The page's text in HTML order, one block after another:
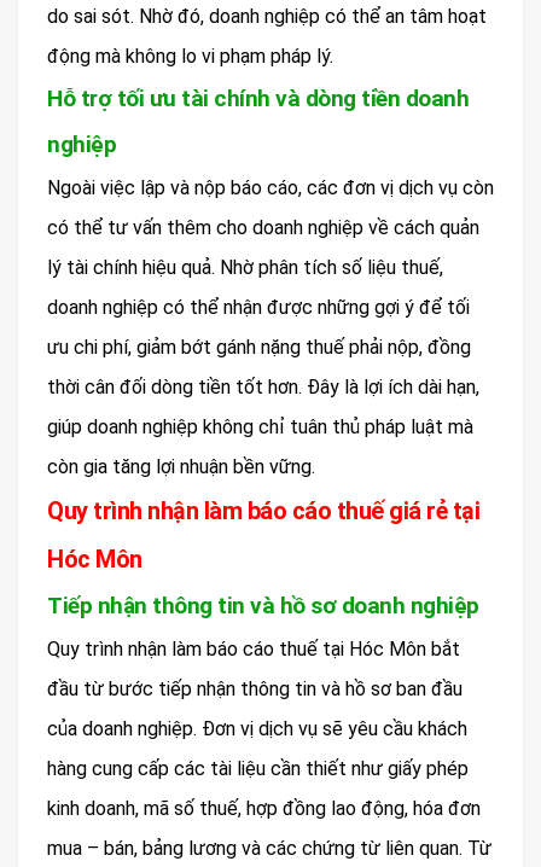
do sai sót. Nhờ đó, doanh nghiệp có thể an tâm hoạt
động mà không lo vi phạm pháp lý.
Hỗ trợ tối ưu tài chính và dòng tiền doanh
nghiệp
Ngoài việc lập và nộp báo cáo, các đơn vị dịch vụ còn
có thể tư vấn thêm cho doanh nghiệp về cách quản
lý tài chính hiệu quả. Nhờ phân tích số liệu thuế,
doanh nghiệp có thể nhận được những gợi ý để tối
ưu chi phí, giảm bớt gánh nặng thuế phải nộp, đồng
thời cân đối dòng tiền tốt hơn. Đây là lợi ích dài hạn,
giúp doanh nghiệp không chỉ tuân thủ pháp luật mà
còn gia tăng lợi nhuận bền vững.
Quy trình nhận làm báo cáo thuế giá rẻ tại
Hóc Môn
Tiếp nhận thông tin và hồ sơ doanh nghiệp
Quy trình nhận làm báo cáo thuế tại Hóc Môn bắt
đầu từ bước tiếp nhận thông tin và hồ sơ ban đầu
của doanh nghiệp. Đơn vị dịch vụ sẽ yêu cầu khách
hàng cung cấp các tài liệu cần thiết như giấy phép
kinh doanh, mã số thuế, hợp đồng lao động, hóa đơn
mua – bán, bảng lương và các chứng từ liên quan. Từ